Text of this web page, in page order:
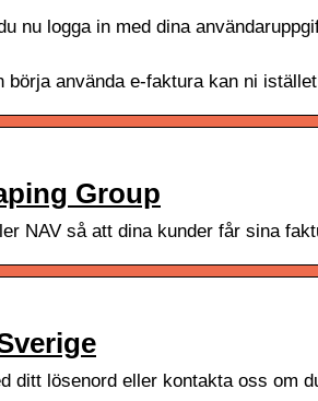
nu logga in med dina
använda e-faktura kan ni
Group
NAV så att dina kunder får sina
ditt lösenord eller kontakta oss om